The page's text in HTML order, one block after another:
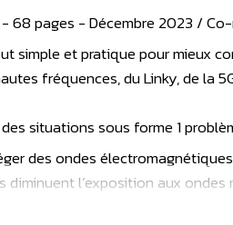
- 68 pages - Décembre 2023 /
simple et pratique pour mieux
fréquences, du Linky, de la
situations sous forme 1
des ondes
diminuent l’exposition aux